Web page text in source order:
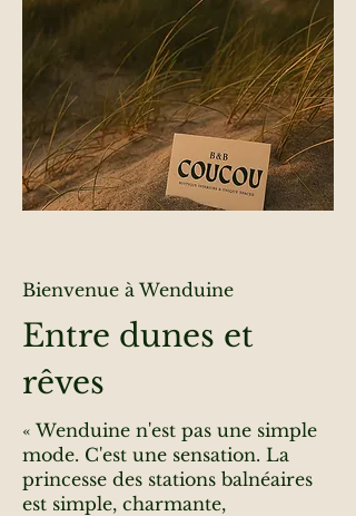
Bienvenue à Wenduine
Entre dunes et
rêves
« Wenduine n'est pas une simple
mode. C'est une sensation. La
princesse des stations balnéaires
est simple, charmante,